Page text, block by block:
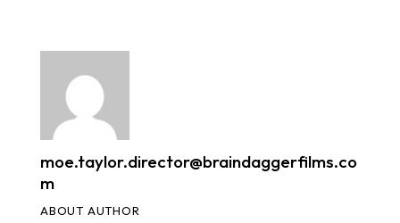
moe.taylor.director@braindaggerfilms.co
m
ABOUT AUTHOR